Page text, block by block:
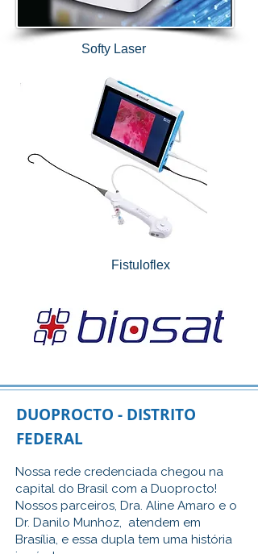
Softy Laser
Fistuloflex
DUOPROCTO - DISTRITO
FEDERAL
Nossa rede credenciada chegou na
capital do Brasil com a Duoprocto!
Nossos parceiros, Dra. Aline Amaro e o
Dr. Danilo Munhoz, atendem em
Brasília, e essa dupla tem uma história